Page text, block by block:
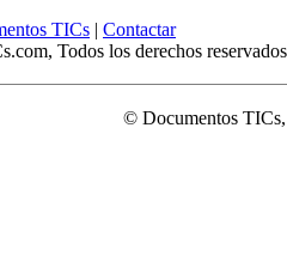
TICs | Contactar
Todos los derechos
© Documentos